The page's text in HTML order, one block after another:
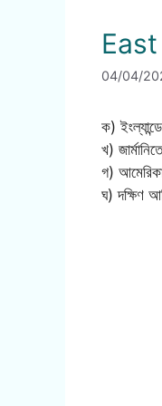
East
04/04/
ক) ইংল্যান্ডে
খ) জার্মানিতে
গ)
ঘ) দক্ষিণ